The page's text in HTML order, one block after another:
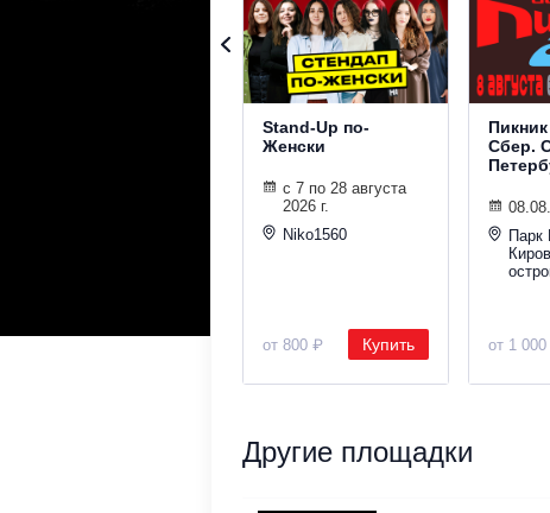
Stand-Up по-
Женски
с 7 по 28 августа
2026 г.
Niko1560
от 800 ₽ Купить
Сбер.
от 1
Другие площадки